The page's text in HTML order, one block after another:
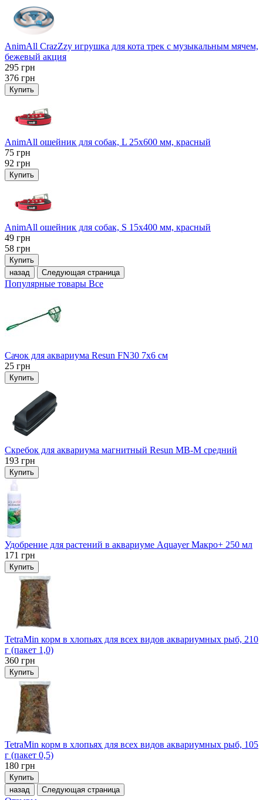
AnimAll CrazZzy игрушка для кота трек с музыкальным мячем,
бежевый акция
295 грн
376 грн
Купить
AnimAll ошейник для собак, L 25x600 мм, красный
75 грн
92 грн
Купить
AnimAll ошейник для собак, S 15х400 мм, красный
49 грн
58 грн
Купить
назад
Следующая страница
Популярные товары Все
Сачок для аквариума Resun FN30 7х6 см
25 грн
Купить
Скребок для аквариума магнитный Resun MB-M средний
193 грн
Купить
Удобрение для растений в аквариуме Aquayer Макро+ 250 мл
171 грн
Купить
TetraMin корм в хлопьях для всех видов аквариумных рыб, 210
г (пакет 1,0)
360 грн
Купить
TetraMin корм в хлопьях для всех видов аквариумных рыб, 105
г (пакет 0,5)
180 грн
Купить
назад
Следующая страница